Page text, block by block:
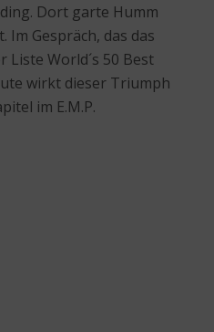
Dort garte Humm
Gespräch, das das
World´s 50 Best
wirkt dieser Triumph
im E.M.P.